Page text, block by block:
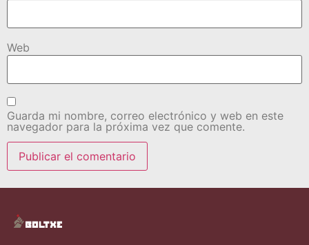
Web
Guarda mi nombre, correo electrónico y web en este
navegador para la próxima vez que comente.